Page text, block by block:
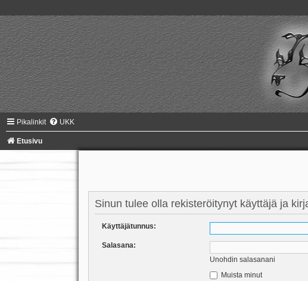
Pikalinkit UKK
Etusivu
Sinun tulee olla rekisteröitynyt käyttäjä ja
Käyttäjätunnus:
Salasana:
Unohdin salasanani
Muista minut